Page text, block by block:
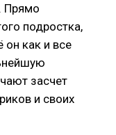
Прямо
подростка,
он как и все
засчет
и своих